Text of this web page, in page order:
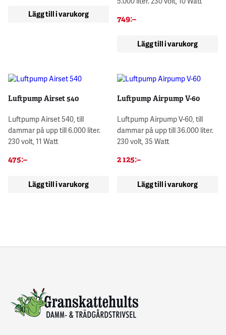
Lägg till i varukorg 749:–
Lägg till i varukorg
Luftpump Airset 540
Luftpump Airset 540, till
dammar på upp till 6.000 liter.
230 volt, 11 Watt
475:–
Lägg till i varukorg
Luftpump Airpump V-60
Luftpump Airpump V-60, till
dammar på upp till 36.000 liter.
230 volt, 35 Watt
2 125:–
Lägg till i varukorg